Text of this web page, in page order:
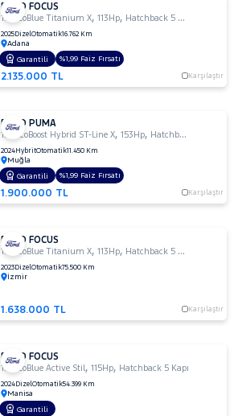
FORD FOCUS
1.5 EcoBlue Titanium X,113Hp, Hatchback 5 Kapı
2025DizelOtomatik16.762 Km
Adana
2.135.000 TL Karşılaştır
Garantili %1,99 Faiz Fırsatı
FORD PUMA
1.0 EcoBoost Hybrid ST-Line X,153Hp, Hatchback 5 Kapı
2024HybritOtomatik11.450 Km
Muğla
1.900.000 TL Karşılaştır
Garantili %1,99 Faiz Fırsatı
FORD FOCUS
1.5 EcoBlue Titanium X,113Hp, Hatchback 5 Kapı
2023DizelOtomatik75.500 Km
İzmir
1.638.000 TL Karşılaştır
FORD FOCUS
1.5 EcoBlue Active Stil,115Hp, Hatchback 5 Kapı
2024DizelOtomatik54.399 Km
Manisa
Garantili